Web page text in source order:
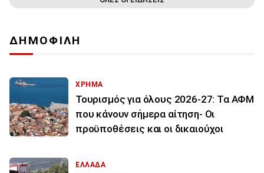
ΔΗΜΟΦΙΛΗ
ΧΡΗΜΑ
Τουρισμός για όλους 2026-27: Τα ΑΦΜ
που κάνουν σήμερα αίτηση- Οι
προϋποθέσεις και οι δικαιούχοι
ΕΛΛΑΔΑ